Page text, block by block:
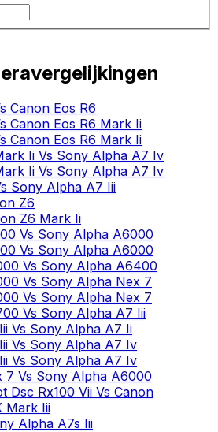
Canon Eos R6
Canon Eos R6 Mark Ii
Canon Eos R6 Mark Ii
Ii Vs Sony Alpha A7 Iv
Ii Vs Sony Alpha A7 Iv
Sony Alpha A7 Iii
Z6
Z6 Mark Ii
Vs Sony Alpha A6000
Vs Sony Alpha A6000
Vs Sony Alpha A6400
Vs Sony Alpha Nex 7
Vs Sony Alpha Nex 7
Vs Sony Alpha A7 Iii
Vs Sony Alpha A7 Ii
Vs Sony Alpha A7 Iv
Vs Sony Alpha A7 Iv
7 Vs Sony Alpha A6000
Dsc Rx100 Vii Vs Canon
Mark Iii
Alpha A7s Iii